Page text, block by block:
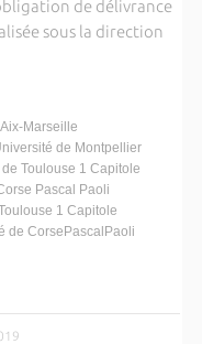
de délivrance
sous la direction
-Marseille
de Montpellier
Toulouse 1 Capitole
Pascal Paoli
1 Capitole
de Corse Pascal Paoli